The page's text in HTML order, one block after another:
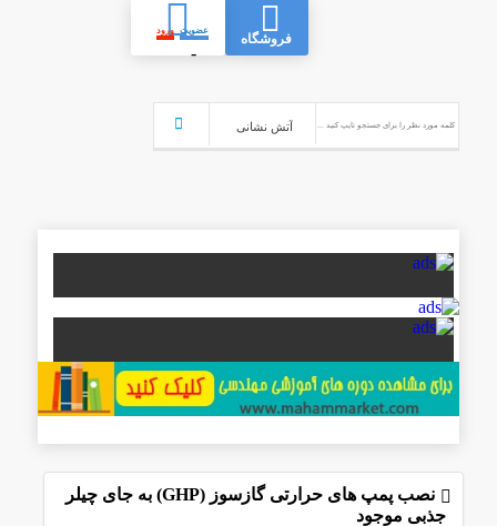
فروشگاه
عضویت
-
ورود
نصب پمپ های حرارتی گازسوز (GHP) به جای چیلر
جذبی موجود